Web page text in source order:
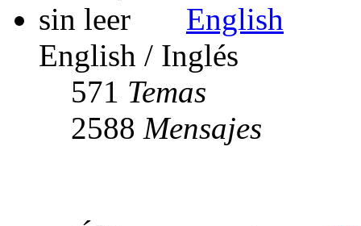
English
English / Inglés
571 Temas
2588 Mensajes